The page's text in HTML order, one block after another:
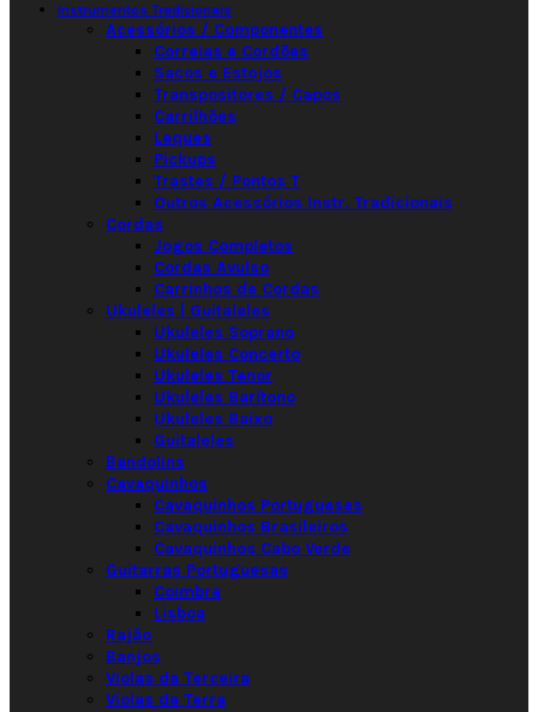
Instrumentos Tradicionais
Acessórios / Componentes
Correias e Cordões
Sacos e Estojos
Transpositores / Capos
Carrilhões
Leques
Pickups
Trastes / Pontos T
Outros Acessórios Instr. Tradicionais
Cordas
Jogos Completos
Cordas Avulso
Carrinhos de Cordas
Ukuleles | Guitaleles
Ukuleles Soprano
Ukuleles Concerto
Ukuleles Tenor
Ukuleles Barítono
Ukuleles Baixo
Guitaleles
Bandolins
Cavaquinhos
Cavaquinhos Portugueses
Cavaquinhos Brasileiros
Cavaquinhos Cabo Verde
Guitarras Portuguesas
Coimbra
Lisboa
Rajão
Banjos
Violas da Terceira
Violas da Terra